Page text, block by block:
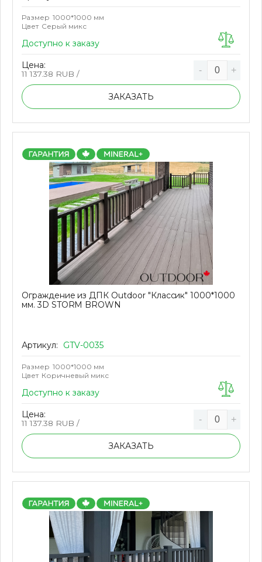
Размер 1000*1000 мм
Цвет Серый микс
Доступно к заказу
Цена:
11 137.38 RUB / - +
ЗАКАЗАТЬ
Ограждение из ДПК Outdoor "Классик" 1000*1000
мм. 3D STORM BROWN
Артикул: GTV-0035
Размер 1000*1000 мм
Цвет Коричневый микс
Доступно к заказу
Цена:
11 137.38 RUB / - +
ЗАКАЗАТЬ